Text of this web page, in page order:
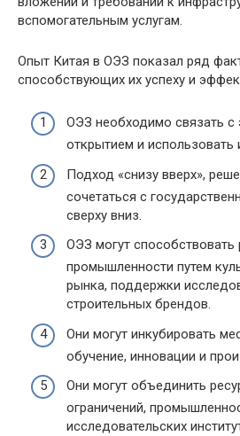
вспомогательным услугам.
Опыт Китая в ОЭЗ показал ряд
способствующих их успеху и
ОЭЗ необходимо связать с
открытием и использовать
Подход «снизу вверх»,
сочетаться с
сверху вниз.
ОЭЗ могут
промышленности путем
рынка, поддержки
строительных брендов.
Они могут инкубировать
обучение, инновации и
Они могут объединить
ограничений,
исследовательских